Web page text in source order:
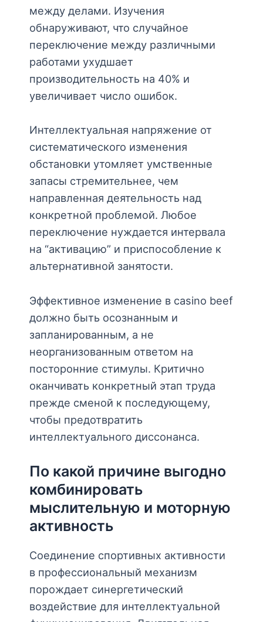
между делами. Изучения
обнаруживают, что случайное
переключение между различными
работами ухудшает
производительность на 40% и
увеличивает число ошибок.
Интеллектуальная напряжение от
систематического изменения
обстановки утомляет умственные
запасы стремительнее, чем
направленная деятельность над
конкретной проблемой. Любое
переключение нуждается интервала
на “активацию” и приспособление к
альтернативной занятости.
Эффективное изменение в casino beef
должно быть осознанным и
запланированным, а не
неорганизованным ответом на
посторонние стимулы. Критично
оканчивать конкретный этап труда
прежде сменой к последующему,
чтобы предотвратить
интеллектуального диссонанса.
По какой причине выгодно
комбинировать
мыслительную и моторную
активность
Соединение спортивных активности
в профессиональный механизм
порождает синергетический
воздействие для интеллектуальной